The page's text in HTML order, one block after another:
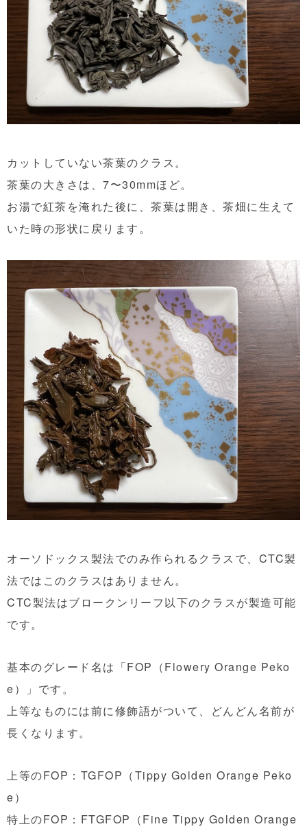
カットしていない茶葉のクラス。
茶葉の大きさは、7〜30mmほど。
お湯で紅茶を淹れた後に、茶葉は開き、茶畑に生えて
いた時の形状に戻ります。
オーソドックス製法でのみ作られるクラスで、CTC製
法ではこのクラスはありません。
CTC製法はブロークンリーフ以下のクラスが製造可能
です。
基本のグレード名は「FOP（Flowery Orange Peko
e）」です。
上等なものには前に修飾語がついて、どんどん名前が
長くなります。
上等のFOP：TGFOP（Tippy Golden Orange Peko
e）
特上のFOP：FTGFOP（Fine Tippy Golden Orange